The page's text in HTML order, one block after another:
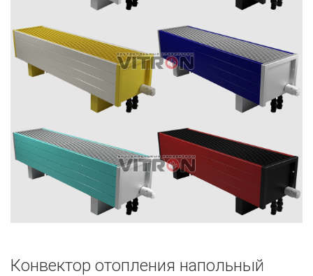
Конвектор отопления напольный